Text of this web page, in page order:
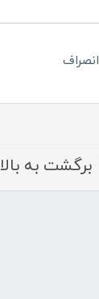
انصراف
برگشت به بالا